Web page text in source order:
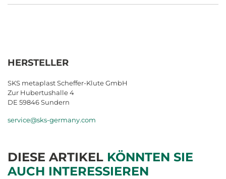
HERSTELLER
SKS metaplast Scheffer-Klute GmbH
Zur Hubertushalle 4
DE 59846 Sundern
service@sks-germany.com
DIESE ARTIKEL KÖNNTEN SIE
AUCH INTERESSIEREN